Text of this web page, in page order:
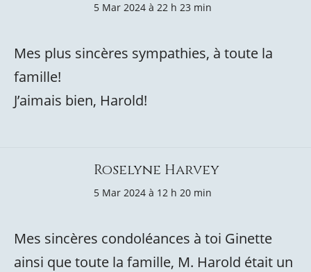
5 Mar 2024 à 22 h 23 min
Mes plus sincères sympathies, à toute la
famille!
J’aimais bien, Harold!
Roselyne Harvey
5 Mar 2024 à 12 h 20 min
Mes sincères condoléances à toi Ginette
ainsi que toute la famille, M. Harold était un